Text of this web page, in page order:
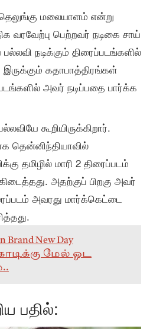
மலையாளம் என்று
வரவேற்பு பெற்றவர் நடிகை சாய்
நடிக்கும் திரைப்படங்களில்
கதாபாத்திரங்கள்
அவர் நடிப்பதை பார்க்க
கூறியிருக்கிறார்.
தென்னிந்தியாவில்
தமிழில் மாரி 2 திரைப்படம்
அதற்குப் பிறகு அவர்
அவரது மார்க்கெட்டை
Brand New Day
மேல் ஓட
பதில்: